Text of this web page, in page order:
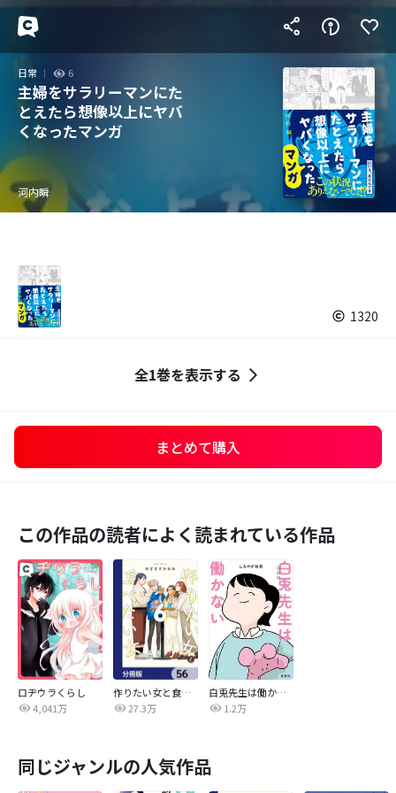
日常 6
主婦をサラリーマンにた
とえたら想像以上にヤバ
くなったマンガ
河内瞬
1320
全1巻を表示する
まとめて購入
この作品の読者によく読まれている作品
ロヂウラくらし
4,041万
作りたい女と食べたい女【分冊版】
27.3万
白兎先生は働かない【タテヨミ】
1.2万
同じジャンルの人気作品